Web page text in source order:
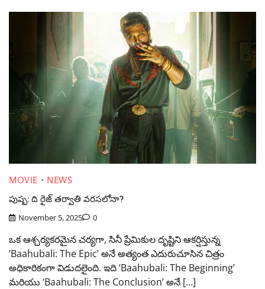
MOVIE
NEWS
పుష్ప: ది రైజ్ తర్వాతి వరసలోనా?
November 5, 2025 0
ఒక ఆశ్చర్యకరమైన చర్యగా, సినీ ప్రేమికుల దృష్టిని ఆకర్షిస్తున్న
‘Baahubali: The Epic’ అనే అత్యంత ఎదురుచూసిన చిత్రం
అధికారికంగా విడుదలైంది. ఇది ‘Baahubali: The Beginning’
మరియు ‘Baahubali: The Conclusion’ అనే […]